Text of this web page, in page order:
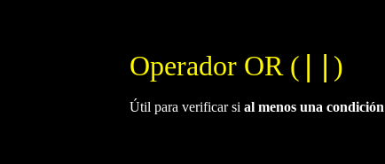
Operador OR ( )
Útil para verificar si al menos una condición